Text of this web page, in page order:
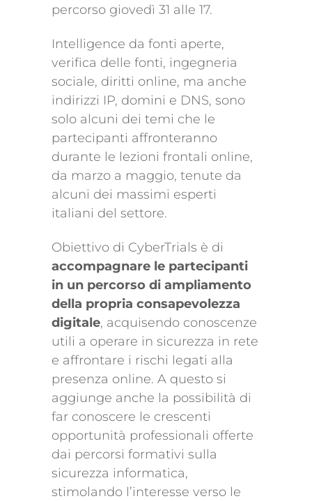
percorso giovedì 31 alle 17.
Intelligence da fonti aperte,
verifica delle fonti, ingegneria
sociale, diritti online, ma anche
indirizzi IP, domini e DNS, sono
solo alcuni dei temi che le
partecipanti affronteranno
durante le lezioni frontali online,
da marzo a maggio, tenute da
alcuni dei massimi esperti
italiani del settore.
Obiettivo di CyberTrials è di
accompagnare le partecipanti
in un percorso di ampliamento
della propria consapevolezza
digitale, acquisendo conoscenze
utili a operare in sicurezza in rete
e affrontare i rischi legati alla
presenza online. A questo si
aggiunge anche la possibilità di
far conoscere le crescenti
opportunità professionali offerte
dai percorsi formativi sulla
sicurezza informatica,
stimolando l’interesse verso le